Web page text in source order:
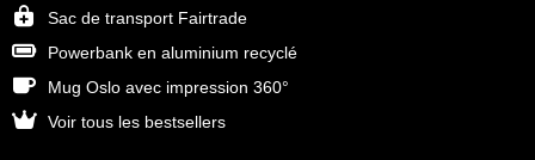
Sac de transport Fairtrade
Powerbank en aluminium recyclé
Mug Oslo avec impression 360°
Voir tous les bestsellers